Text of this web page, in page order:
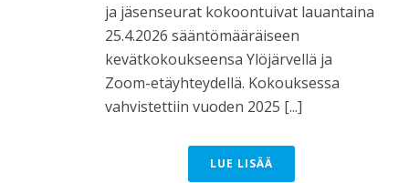
ja jäsenseurat kokoontuivat lauantaina
25.4.2026 sääntömääräiseen
kevätkokoukseensa Ylöjärvellä ja
Zoom-etäyhteydellä. Kokouksessa
vahvistettiin vuoden 2025 [...]
LUE LISÄÄ